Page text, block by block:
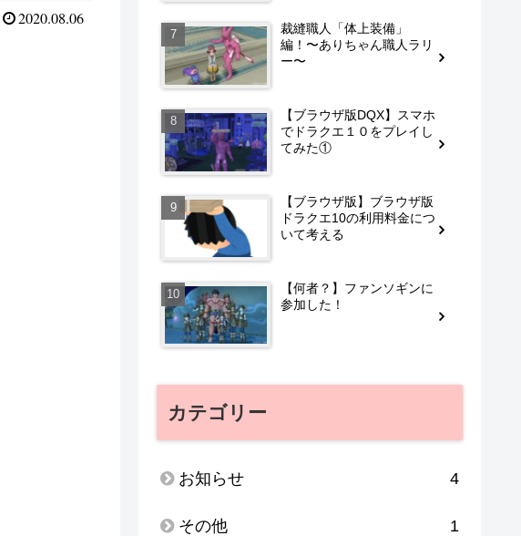
2020.08.06
裁縫職人「体上装備」
編！〜ありちゃん職人ラリ
ー〜
【ブラウザ版DQX】スマホ
でドラクエ１０をプレイし
てみた①
【ブラウザ版】ブラウザ版
ドラクエ10の利用料金につ
いて考える
【何者？】ファンソギンに
参加した！
カテゴリー
お知らせ 4
その他 1